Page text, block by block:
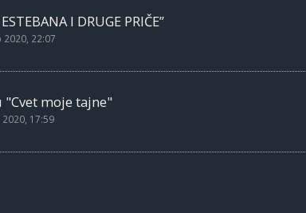
I DRUGE PRIČE”
2020, 22:07
moje tajne"
2020, 17:59